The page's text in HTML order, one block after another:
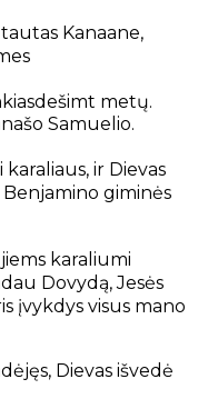
Kanaane,
metų.
Samuelio.
ir Dievas
giminės
karaliumi
Dovydą, Jesės
įvykdys visus mano
Dievas išvedė